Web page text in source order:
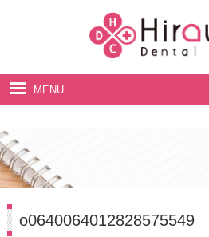
MENU
料金表
o0640064012828575549